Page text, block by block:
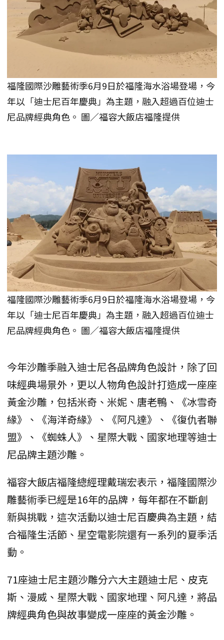
福隆國際沙雕藝術季6月9日於福隆海水浴場登場，今
年以「迪士尼百年慶典」為主題，融入超過百位迪士
尼品牌經典角色。 圖／福容大飯店福隆提供
福隆國際沙雕藝術季6月9日於福隆海水浴場登場，今
年以「迪士尼百年慶典」為主題，融入超過百位迪士
尼品牌經典角色。 圖／福容大飯店福隆提供
今年沙雕季融入迪士尼各品牌角色設計，除了回
味經典場景外，更以人物角色設計打造成一座座
黃金沙雕，包括米奇、米妮、唐老鴨、《冰雪奇
緣》、《海洋奇緣》、《阿凡達》、《復仇者聯
盟》、《蜘蛛人》、星際大戰、國家地理等迪士
尼品牌主題沙雕。
福容大飯店福隆總經理戴瑞宏表示，福隆國際沙
雕藝術季已經是16年的品牌，每年都在不斷創
新與挑戰，這次活動以迪士尼百慶典為主題，結
合福隆生活節、星空電影院還有一系列的夏季活
動。
71座迪士尼主題沙雕分六大主題迪士尼、皮克
斯、漫威、星際大戰、國家地理、阿凡達，將品
牌經典角色與故事變成一座座的黃金沙雕。